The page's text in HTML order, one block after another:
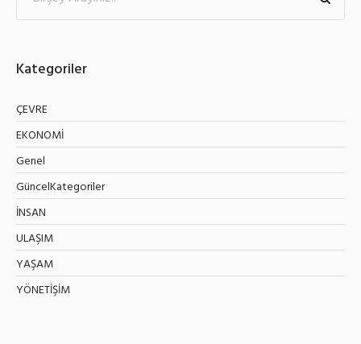
Kategoriler
ÇEVRE
EKONOMİ
Genel
GüncelKategoriler
İNSAN
ULAŞIM
YAŞAM
YÖNETİŞİM